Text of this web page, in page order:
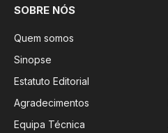
SOBRE NÓS
Quem somos
Sinopse
Estatuto Editorial
Agradecimentos
Equipa Técnica